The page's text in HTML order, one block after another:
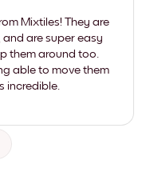
Mixtiles! They are
are super easy
them around too.
able to move them
incredible.